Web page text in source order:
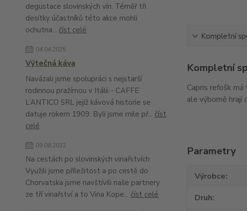
degustace slovinských vín. Téměř tři
desítky účastníků této akce mohli
ochutna... číst celé
04.04.2025
Výtečná káva
Navázali jsme spolupráci s nejstarší
rodinnou pražírnou v Itálii - CAFFE’
L’ANTICO SRL jejíž kávová historie se
datuje rokem 1909. Byli jsme mile př... číst
celé
09.08.2022
Na cestách po slovinských vinařstvích
Využili jsme příležitost a po cestě do
Chorvatska jsme navštívili naše partnery
ze tří vinařství a to Vina Kope... číst celé
Kompletní
Kompletní
Capris refošk
ale výborně hrají
Parametry
Výrobce
Druh